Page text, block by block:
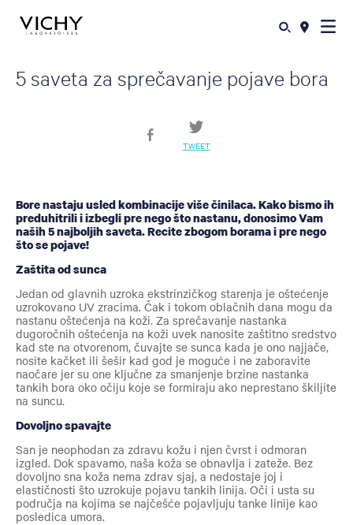
5 saveta za sprečavanje pojave bora
TWEET
Bore nastaju usled kombinacije više činilaca. Kako bismo ih
preduhitrili i izbegli pre nego što nastanu, donosimo Vam
naših 5 najboljih saveta. Recite zbogom borama i pre nego
što se pojave!
Zaštita od sunca
Jedan od glavnih uzroka ekstrinzičkog starenja je oštećenje
uzrokovano UV zracima. Čak i tokom oblačnih dana mogu da
nastanu oštećenja na koži. Za sprečavanje nastanka
dugoročnih oštećenja na koži uvek nanosite zaštitno sredstvo
kad ste na otvorenom, čuvajte se sunca kada je ono najjače,
nosite kačket ili šešir kad god je moguće i ne zaboravite
naočare jer su one ključne za smanjenje brzine nastanka
tankih bora oko očiju koje se formiraju ako neprestano škiljite
na suncu.
Dovoljno spavajte
San je neophodan za zdravu kožu i njen čvrst i odmoran
izgled. Dok spavamo, naša koža se obnavlja i zateže. Bez
dovoljno sna koža nema zdrav sjaj, a nedostaje joj i
elastičnosti što uzrokuje pojavu tankih linija. Oči i usta su
područja na kojima se najčešće pojavljuju tanke linije kao
posledica umora.